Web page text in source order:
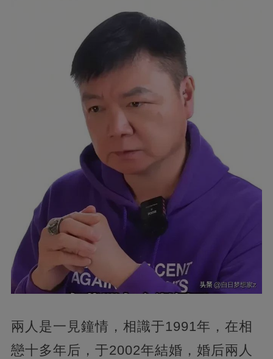
兩人是一見鐘情，相識于1991年，在相
戀十多年后，于2002年結婚，婚后兩人